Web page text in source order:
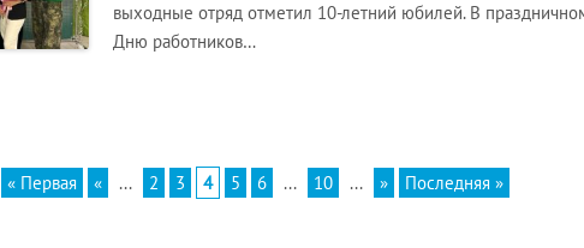
выходные отряд отметил 10-летний юбилей. В
Дню работников…
« Первая « ... 2 3 4 5 6 ... 10 ... » Последняя »